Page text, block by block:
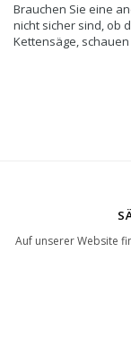
Brauchen Sie eine
nicht sicher sind, ob
Kettensäge,
Auf unserer Website